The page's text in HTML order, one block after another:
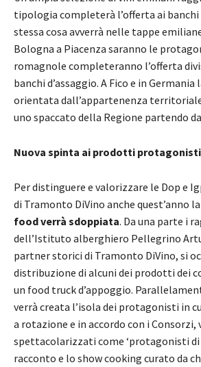
tipologia completerà l’offerta ai banchi
stessa cosa avverrà nelle tappe
Bologna a Piacenza saranno le
romagnole completeranno l’offerta
banchi d’assaggio. A Fico e in Germania
orientata dall’appartenenza
uno spaccato della Regione partendo
Nuova spinta ai prodotti protagonisti
Per distinguere e valorizzare le Dop e
di Tramonto DiVino anche quest’anno la
food verrà sdoppiata. Da una parte i
dell’Istituto alberghiero Pellegrino
partner storici di Tramonto DiVino, si
distribuzione di alcuni dei prodotti dei
un food truck d’appoggio.
verrà creata l’isola dei protagonisti in
a rotazione e in accordo con i Consorzi,
spettacolarizzati come ‘protagonisti
racconto e lo show cooking curato da